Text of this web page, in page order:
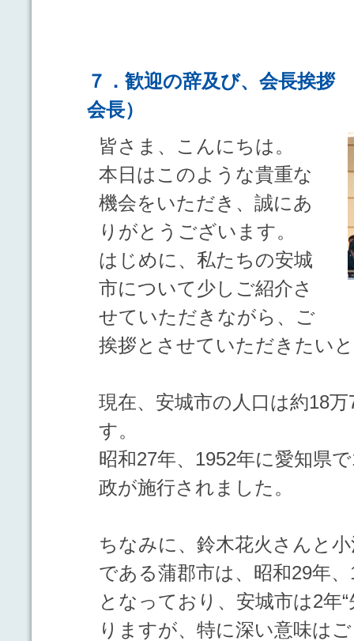
７．歓迎の辞及び、会長挨
会長）
皆さま、こんにちは。
本日はこのような貴重な
機会をいただき、誠にあ
りがとうございます。
はじめに、私たちの安城
市について少しご紹介さ
せていただきながら、ご
挨拶とさせていただきたい
現在、安城市の人口は約18
す。
昭和27年、1952年に愛知県
政が施行されました。
ちなみに、鈴木花火さんと
である蒲郡市は、昭和29年
となっており、安城市は2年
りますが、特に深い意味は